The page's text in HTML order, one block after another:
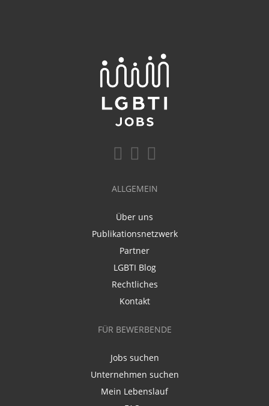
ALLGEMEIN
Über uns
Publikationsnetzwerk
Partner
LGBTI Blog
Rechtliches
Kontakt
FÜR BEWERBENDE
Jobs suchen
Unternehmen suchen
Mein Lebenslauf